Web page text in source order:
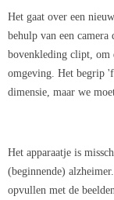
Het gaat over een
behulp van een
bovenkleding clipt, om
omgeving. Het begrip
dimensie, maar we
Het apparaatje is
(beginnende)
opvullen met de